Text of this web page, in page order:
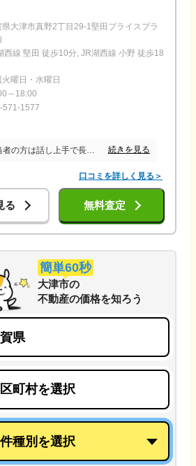
県大津市真野2丁目29-1堅田プライスプラ
西線 堅田 徒歩10分, JR湖西線 小野 徒歩18
火曜日・水曜日
～18:00
571-1577
続きを見る
口コミを詳しく見る＞
る 無料査定
簡単60秒
大津市の
不動産の価格を知ろう